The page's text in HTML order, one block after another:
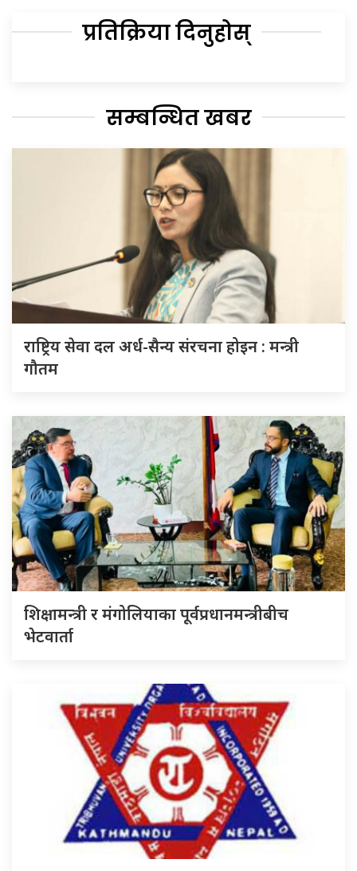
प्रतिक्रिया दिनुहोस्
सम्बन्धित खबर
राष्ट्रिय सेवा दल अर्ध-सैन्य संरचना होइन : मन्त्री
गौतम
शिक्षामन्त्री र मंगोलियाका पूर्वप्रधानमन्त्रीबीच
भेटवार्ता